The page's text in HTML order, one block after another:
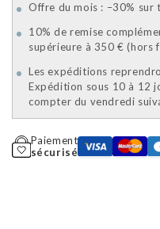
Offre du mois : –30% sur
10% de remise
supérieure à 350 € (hors
Les expéditions
Expédition sous 10 à 12
compter du vendredi
Paiement
sécurisé